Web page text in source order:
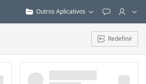
Outros Aplicativos Feedback
Redefinir